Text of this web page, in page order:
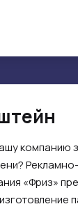
компанию
Рекламно-
«Фриз»